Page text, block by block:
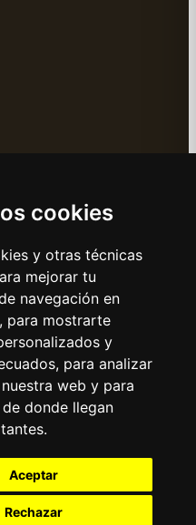
cookies
y otras técnicas
mejorar tu
navegación en
para mostrarte
y
para analizar
web y para
donde llegan
Aceptar
Rechazar